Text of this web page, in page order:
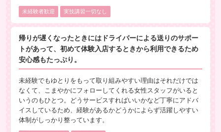
未経験者歓迎 実技講習一切なし
帰りが遅くなったときにはドライバーによる送りのサポー
トがあって、初めて体験入店するときから利用できるため
安心感もたっぷり。
未経験でもゆとりをもって取り組みやすい理由はそれだけでは
なくて、こまやかにフォローしてくれる女性スタッフがいると
いうのもひとつ。どうサービスすればいいかなど丁寧にアドバ
イスしているため、経験があるかどうかによらず活躍しやすい
体制がしっかり整っています。